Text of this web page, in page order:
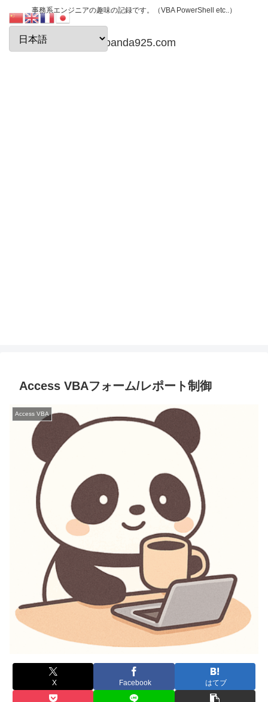
事務系エンジニアの趣味の記録です。（VBA PowerShell etc..）
papanda925.com
Access VBAフォーム/レポート制御
Access VBA
X Facebook はてブ